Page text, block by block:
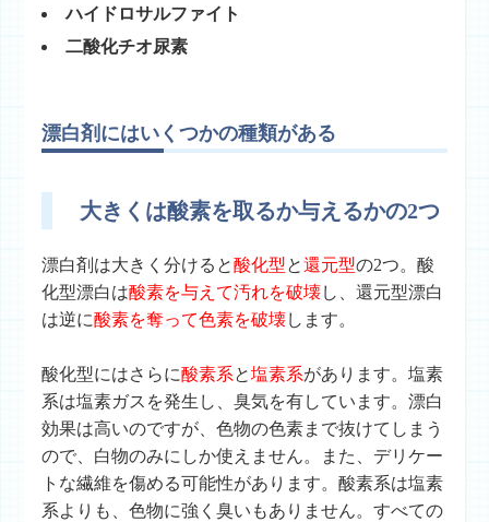
ハイドロサルファイト
二酸化チオ尿素
漂白剤にはいくつかの種類がある
大きくは酸素を取るか与えるかの2つ
漂白剤は大きく分けると酸化型と還元型の2つ。酸
化型漂白は酸素を与えて汚れを破壊し、還元型漂白
は逆に酸素を奪って色素を破壊します。
酸化型にはさらに酸素系と塩素系があります。塩素
系は塩素ガスを発生し、臭気を有しています。漂白
効果は高いのですが、色物の色素まで抜けてしまう
ので、白物のみにしか使えません。また、デリケー
トな繊維を傷める可能性があります。酸素系は塩素
系よりも、色物に強く臭いもありません。すべての